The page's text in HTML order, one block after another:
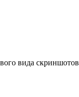
вида скриншотов